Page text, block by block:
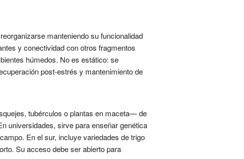
manteniendo su funcionalidad
y conectividad con otros fragmentos
húmedos. No es estático: se
post-estrés y mantenimiento de
tubérculos o plantas en maceta— de
universidades, sirve para enseñar genética
En el sur, incluye variedades de trigo
Su acceso debe ser abierto para